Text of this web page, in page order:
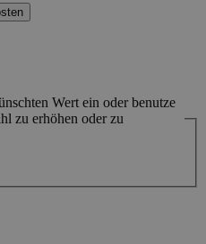
Wert ein oder benutze
zu erhöhen oder zu